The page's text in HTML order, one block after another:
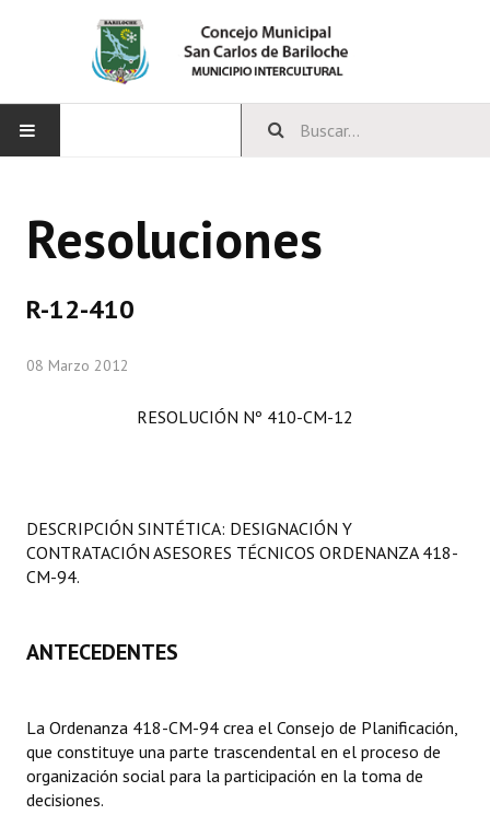
CONCEJO
Comisiones Especiales
LEGISLACIÓN
Constitución Provincial
Reglamento Interno
Digesto
Resoluciones
R-12-410
08 Marzo 2012
RESOLUCIÓN Nº 410-CM-12
DESCRIPCIÓN SINTÉTICA: DESIGNACIÓN Y
CONTRATACIÓN ASESORES TÉCNICOS ORDENANZA 418-
CM-94.
ANTECEDENTES
La Ordenanza 418-CM-94 crea el Consejo de Planificación,
que constituye una parte trascendental en el proceso de
organización social para la participación en la toma de
decisiones.